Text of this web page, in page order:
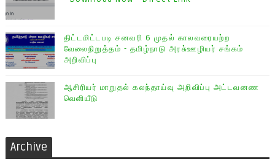
திட்டமிட்டபடி சனவரி 6 முதல் காலவரையற்ற
வேலைநிறுத்தம் - தமிழ்நாடு அரசு்ஊழியர் சங்கம்
அறிவிப்பு
ஆசிரியர் மாறுதல் கலந்தாய்வு அறிவிப்பு அட்டவனண
வெளியீடு
Archive